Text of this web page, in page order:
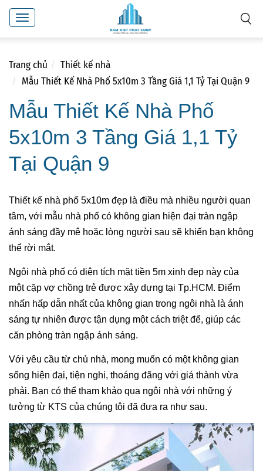
Toggle
Trang chủ
Thiết kế nhà
Mẫu Thiết Kế Nhà Phố 5x10m 3 Tầng Giá 1,1 Tỷ Tại Quận 9
Mẫu Thiết Kế Nhà Phố
5x10m 3 Tầng Giá 1,1 Tỷ
Tại Quận 9
Thiết kế nhà phố 5x10m đẹp là điều mà nhiều người quan
tâm, với mẫu nhà phố có không gian hiện đại tràn ngập
ánh sáng đầy mê hoặc lòng người sau sẽ khiến bạn không
thể rời mắt.
Ngôi nhà phố có diện tích mặt tiền 5m xinh đẹp này của
một cặp vợ chồng trẻ được xây dựng tại Tp.HCM. Điểm
nhấn hấp dẫn nhất của không gian trong ngôi nhà là ánh
sáng tự nhiên được tận dụng một cách triệt để, giúp các
căn phòng tràn ngập ánh sáng.
Với yêu cầu từ chủ nhà, mong muốn có một không gian
sống hiện đại, tiện nghi, thoáng đãng với giá thành vừa
phải. Bạn có thể tham khảo qua ngôi nhà với những ý
tưởng từ KTS của chúng tôi đã đưa ra như sau.